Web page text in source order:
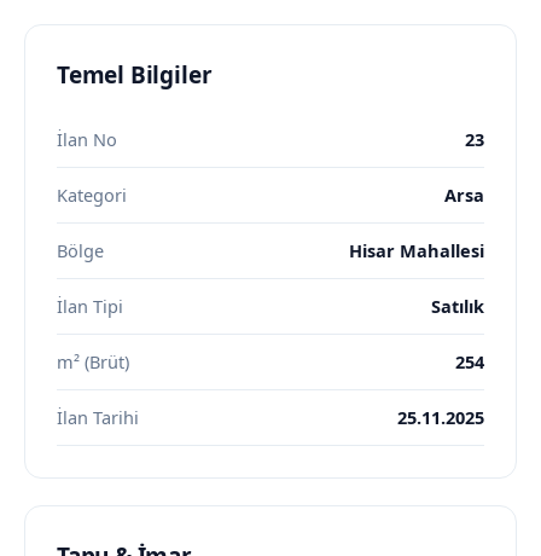
Temel Bilgiler
İlan No 23
Kategori Arsa
Bölge Hisar Mahallesi
İlan Tipi Satılık
m² (Brüt) 254
İlan Tarihi 25.11.2025